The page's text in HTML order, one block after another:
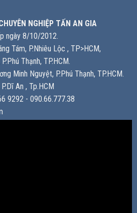
NGHIỆP TẤN AN GIA
ngày 8/10/2012.
Tám, P.Nhiêu Lộc , TP>HCM,
Thạnh, TP.HCM.
Minh Nguyệt, P.Phú Thạnh, TP.HCM.
An , Tp.HCM
9292 - 090.66.777.38